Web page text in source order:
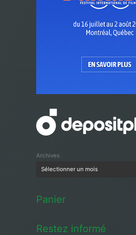
Archives
Panier
Restez informé